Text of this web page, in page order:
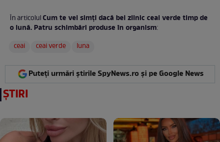
În articolulCum te vei simți dacă bei zilnic ceai verde timp de
o lună. Patru schimbări produse în organism:
ceai
ceai verde luna
Puteți urmări știrile SpyNews.ro și pe Google News
ȘTIRI